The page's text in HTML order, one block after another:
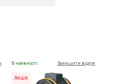
М 160
В наявності Залишити відгук
Акція